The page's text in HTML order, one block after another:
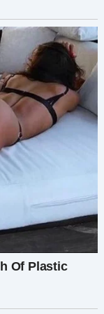
право
браке?
ты бы
Я была с
какая я
значение.
наш брак —